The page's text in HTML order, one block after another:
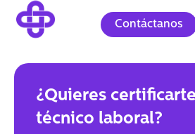
contenido
Contáctanos
¿Quieres
técnico laboral?